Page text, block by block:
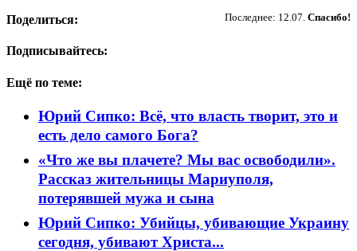
Последнее: 12.07. Спасибо!
Поделиться:
Подписывайтесь:
Ещё по теме:
Юрий Сипко: Всё, что власть творит, это и
есть дело самого Бога?
«Что же вы плачете? Мы вас освободили».
Рассказ жительницы Мариуполя,
потерявшей мужа и сына
Юрий Сипко: Убийцы, убивающие Украину
сегодня, убивают Христа...